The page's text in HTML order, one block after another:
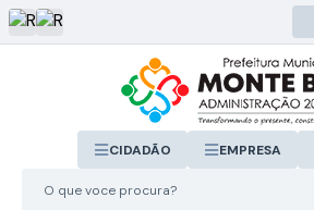
O que voce procura?
CIDADÃO EMPRESA